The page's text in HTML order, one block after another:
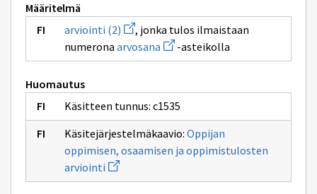
Määritelmä
arviointi (2) Avaa
uuden
ikkunan
sivulle
, jonka tulos ilmaistaan
numerona arvosana Avaa
uuden
ikkunan
-asteikolla
Huomautus
Käsitteen tunnus: c1535
Käsitejärjestelmäkaavio: Oppijan
oppimisen, osaamisen ja oppimistulosten
arviointi Avaa
uuden
ikkunan